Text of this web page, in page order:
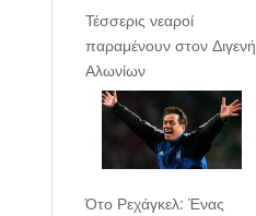
Τέσσερις νεαροί
παραμένουν στον Διγενή
Αλωνίων
Ότο Ρεχάγκελ: Ένας